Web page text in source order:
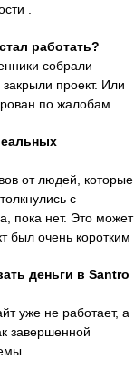
.
работать?
собрали
закрыли проект. Или
по жалобам .
от людей, которые
с
пока нет. Это может
был очень коротким .
деньги в Santro
уже не работает, а
завершенной